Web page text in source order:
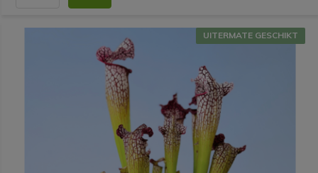
UITERMATE GESCHIKT